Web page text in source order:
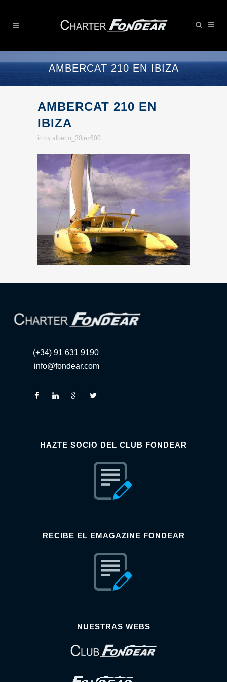
AMBERCAT 210 EN IBIZA
AMBERCAT 210 EN
IBIZA
in by alberto_30jez600
(+34) 91 631 9190
info@fondear.com
HAZTE SOCIO DEL CLUB FONDEAR
RECIBE EL EMAGAZINE FONDEAR
NUESTRAS WEBS